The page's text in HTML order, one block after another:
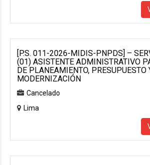
[P.S. 011-2026-MIDIS-PNPDS] –
(01) ASISTENTE ADMINISTRATIVO
DE PLANEAMIENTO, PRESUPUESTO
MODERNIZACIÓN
Cancelado
Lima